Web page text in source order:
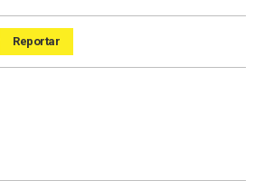
Reportar